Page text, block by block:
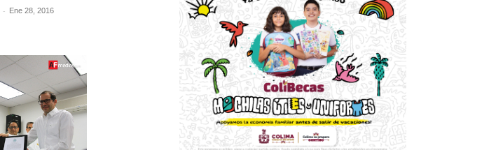
- Ene 28, 2016